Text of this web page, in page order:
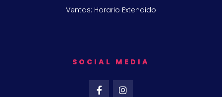
Ventas: Horario Extendido
SOCIAL MEDIA